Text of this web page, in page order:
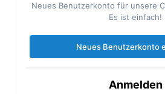
Neues Benutzerkonto für unsere
Es ist einfach!
Neues Benutzerkonto
Anmelden